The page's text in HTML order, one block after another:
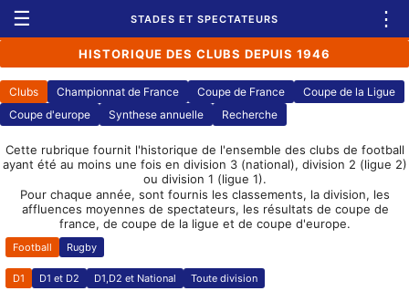
☰ STADES ET SPECTATEURS ⋮
HISTORIQUE DES CLUBS DEPUIS 1946
Clubs Championnat de France Coupe de France
Coupe de la Ligue
Coupe d'europe
Synthese annuelle Recherche
Cette rubrique fournit l'historique de l'ensemble des clubs de football
ayant été au moins une fois en division 3 (national), division 2 (ligue 2)
ou division 1 (ligue 1).
Pour chaque année, sont fournis les classements, la division, les
affluences moyennes de spectateurs, les résultats de coupe de
france, de coupe de la ligue et de coupe d'europe.
Football Rugby
D1 D1 et D2 D1,D2 et National Toute division